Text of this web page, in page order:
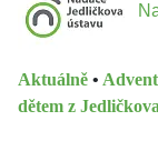
Aktuálně •
dětem z